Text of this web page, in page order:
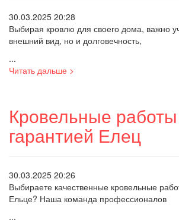
30.03.2025 20:28
Выбирая кровлю для своего дома, важно
внешний вид, но и долговечность,
...
Читать дальше >
Кровельные
гарантией Елец
30.03.2025 20:26
Выбираете качественные кровельные
Ельце? Наша команда профессионалов
...